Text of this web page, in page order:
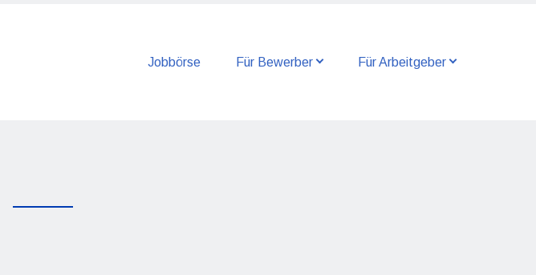
Jobbörse Für Bewerber Für Arbeitgeber